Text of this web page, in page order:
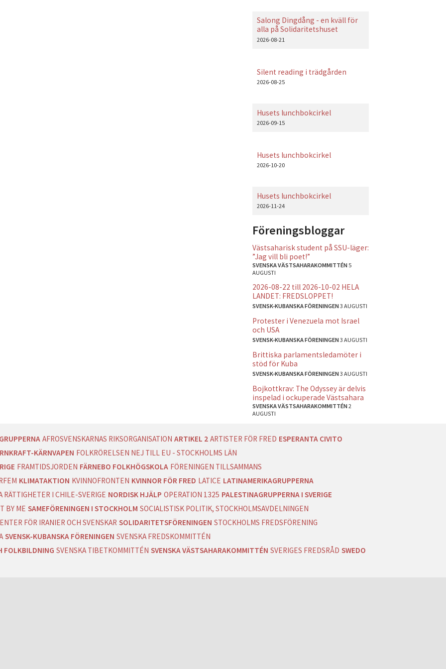
Salong Dingdång - en kväll för
alla på Solidaritetshuset
2026-08-21
Silent reading i trädgården
2026-08-25
Husets lunchbokcirkel
2026-09-15
Husets lunchbokcirkel
2026-10-20
Husets lunchbokcirkel
2026-11-24
Föreningsbloggar
Västsaharisk student på SSU-läger:
”Jag vill bli poet!”
SVENSKA VÄSTSAHARAKOMMITTÉN 5
AUGUSTI
2026-08-22 till 2026-10-02 HELA
LANDET: FREDSLOPPET!
SVENSK-KUBANSKA FÖRENINGEN3 AUGUSTI
Protester i Venezuela mot Israel
och USA
SVENSK-KUBANSKA FÖRENINGEN3 AUGUSTI
Brittiska parlamentsledamöter i
stöd för Kuba
SVENSK-KUBANSKA FÖRENINGEN3 AUGUSTI
Bojkottkrav: The Odyssey är delvis
inspelad i ockuperade Västsahara
SVENSKA VÄSTSAHARAKOMMITTÉN2
AUGUSTI
AFROSVENSKARNAS RIKSORGANISATION ARTIKEL 2 ARTISTER FÖR FRED ESPERANTA CIVITO
KÄRNVAPEN FOLKRÖRELSEN NEJ TILL EU - STOCKHOLMS LÄN
FRAMTIDSJORDEN FÄRNEBO FOLKHÖGSKOLA FÖRENINGEN TILLSAMMANS
KLIMATAKTION KVINNOFRONTEN KVINNOR FÖR FRED LATICE LATINAMERIKAGRUPPERNA
RÄTTIGHETER I CHILE-SVERIGE NORDISK HJÄLP OPERATION 1325 PALESTINAGRUPPERNA I SVERIGE
BY ME SAMEFÖRENINGEN I STOCKHOLM SOCIALISTISK POLITIK, STOCKHOLMSAVDELNINGEN
FÖR IRANIER OCH SVENSKAR SOLIDARITETSFÖRENINGEN STOCKHOLMS FREDSFÖRENING
SVENSK-KUBANSKA FÖRENINGEN SVENSKA FREDSKOMMITTÉN
FOLKBILDNING SVENSKA TIBETKOMMITTÉN SVENSKA VÄSTSAHARAKOMMITTÉN SVERIGES FREDSRÅD SWEDO